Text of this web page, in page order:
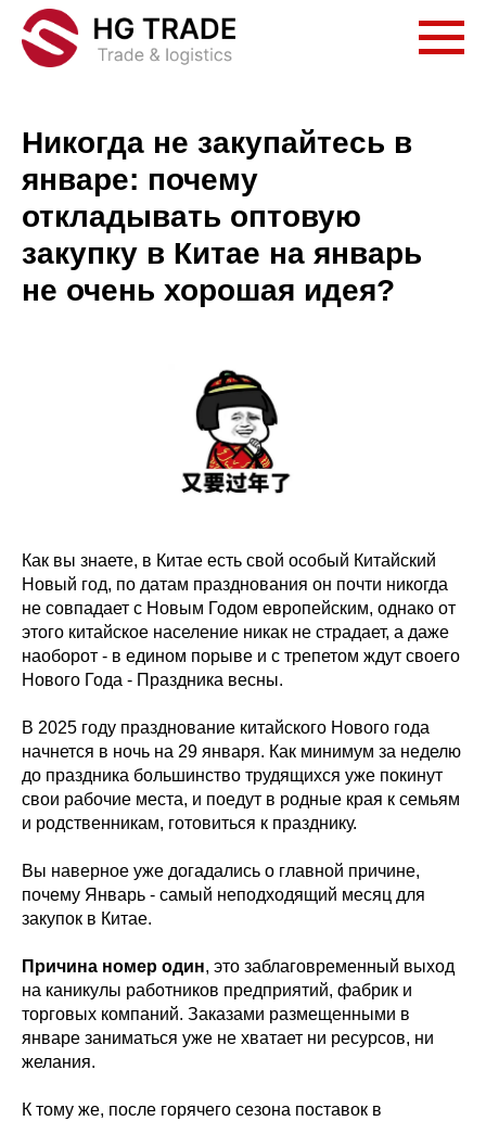
Никогда не закупайтесь в
январе: почему
откладывать оптовую
закупку в Китае на январь
не очень хорошая идея?
Как вы знаете, в Китае есть свой особый Китайский
Новый год, по датам празднования он почти никогда
не совпадает с Новым Годом европейским, однако от
этого китайское население никак не страдает, а даже
наоборот - в едином порыве и с трепетом ждут своего
Нового Года - Праздника весны.
В 2025 году празднование китайского Нового года
начнется в ночь на 29 января. Как минимум за неделю
до праздника большинство трудящихся уже покинут
свои рабочие места, и поедут в родные края к семьям
и родственникам, готовиться к празднику.
Вы наверное уже догадались о главной причине,
почему Январь - самый неподходящий месяц для
закупок в Китае.
Причина номер один, это заблаговременный выход
на каникулы работников предприятий, фабрик и
торговых компаний. Заказами размещенными в
январе заниматься уже не хватает ни ресурсов, ни
желания.
К тому же, после горячего сезона поставок в